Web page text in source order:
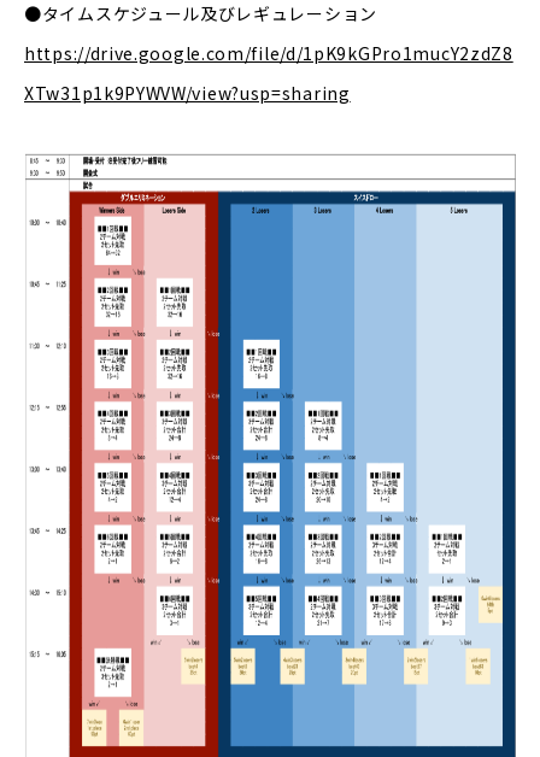
●タイムスケジュール及びレギュレーション
https://drive.google.com/file/d/1pK9kGPro1mucY2zdZ8
XTw31p1k9PYWVW/view?usp=sharing